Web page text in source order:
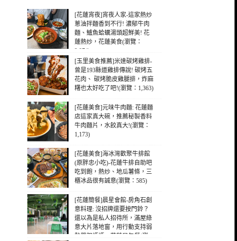
[花蓮宵夜]宵夜人家-這家熱炒
蔥油拌麵香到不行! 濃郁牛肉
麵、鱸魚蛤蠣湯頭超鮮美! 花
蓮熱炒，花蓮美食(瀏覽：
2,974)
[玉里美食推薦]米達碳烤雞排-
曾是193縣道雞排傳說! 碳烤五
花肉、 碳烤脆皮雞腿排，炸麻
糬也太好吃了吧!(瀏覽：1,363)
[花蓮美食]元味牛肉麵: 花蓮麵
店這家真大碗，推薦秘製香料
牛肉麵片，水餃真大!(瀏覽：
1,173)
[花蓮美食]海冰灣歡聚牛排館
(原胖忠小吃)-花蓮牛排自助吧
吃到飽，熱炒、地瓜薯條，三
櫃冰品很有誠意(瀏覽：585)
[花蓮簡餐]晨星會館-房角石創
意料理: 沒招牌還要按門鈴？
還以為是私人招待所，滿屋綠
意大片落地窗，用行動支持弱
勢單親媽媽，花蓮早午餐(瀏